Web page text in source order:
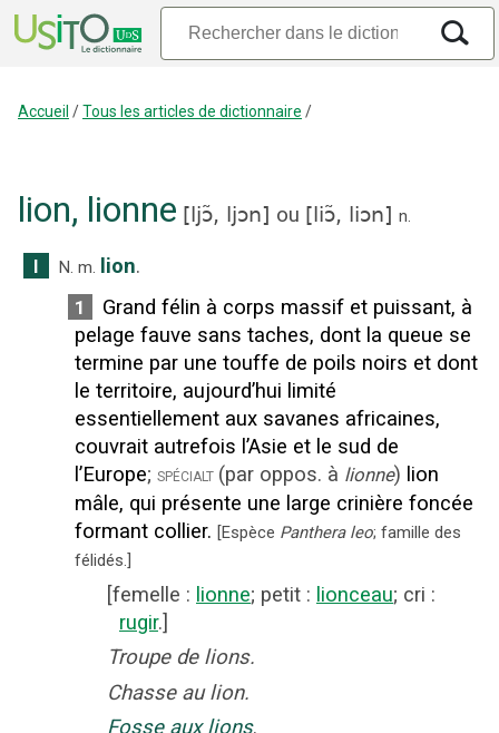
Accueil /Tous les articles de dictionnaire /
lion, lionne [ ljɔ̃, ljɔn] ou [ liɔ̃, liɔn] n.
I N. m. lion.
1
Grand félin à corps massif et puissant, à
pelage fauve sans taches, dont la queue se
termine par une touffe de poils noirs et dont
le territoire, aujourd’hui limité
essentiellement aux savanes africaines,
couvrait autrefois l’Asie et le sud de
l’Europe; spécialt (par oppos. à lionne) lion
mâle, qui présente une large crinière foncée
formant collier. [Espèce Panthera leo; famille des
félidés.
[femelle : lionne; petit : lionceau; cri :
rugir.]
Troupe de lions.
Chasse au lion.
Fosse aux lions.